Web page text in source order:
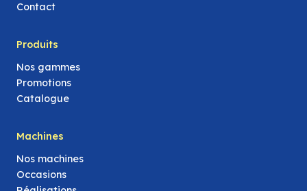
Contact
Produits
Nos gammes
Promotions
Catalogue
Machines
Nos machines
Occasions